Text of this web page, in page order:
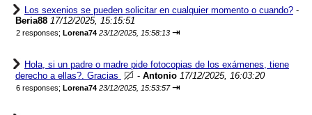
Los sexenios se pueden solicitar en cualquier momento o cuando? -
Beria88 17/12/2025, 15:15:51
2 responses; Lorena74 23/12/2025, 15:58:13 ⇥
Hola, si un padre o madre pide fotocopias de los exámenes, tiene
derecho a ellas?. Gracias
- Antonio 17/12/2025, 16:03:20
6 responses; Lorena74 23/12/2025, 15:53:57 ⇥